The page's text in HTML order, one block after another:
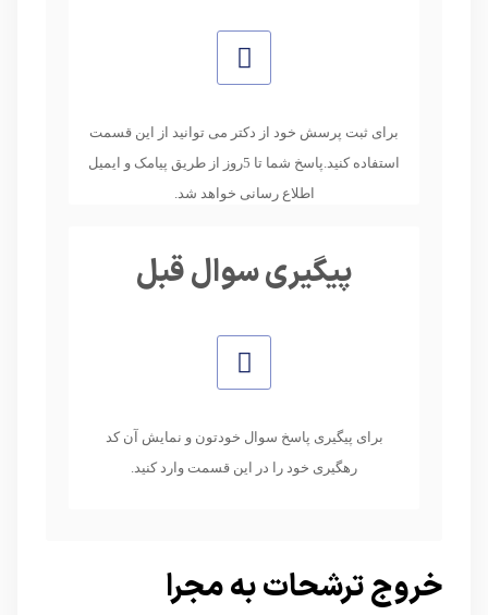
برای ثبت پرسش خود از دکتر می توانید از این قسمت
استفاده کنید.پاسخ شما تا 5روز از طریق پیامک و ایمیل
اطلاع رسانی خواهد شد.
پیگیری سوال قبل
برای پیگیری پاسخ سوال خودتون و نمایش آن کد
رهگیری خود را در این قسمت وارد کنید.
خروج ترشحات به مجرا